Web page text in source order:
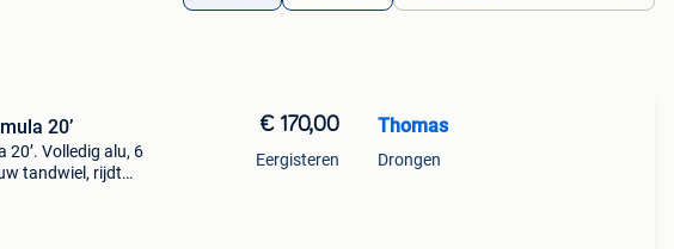
20’
Volledig alu, 6
tandwiel, rijdt
€ 170,00
Eergisteren
Thomas
Drongen